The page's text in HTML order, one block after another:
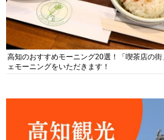
高知のおすすめモーニング20選！「喫茶店の
ェモーニングをいただきます！